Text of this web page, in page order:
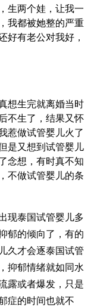
生两个娃，让我一
我都被她整的严重
好有老公对我好，
想生完就离婚当时
不生了，结果又怀
惹做试管婴儿火了
是又想到 试管婴儿
念想，有时真不知
不做试管婴儿的条
现泰国试管婴儿多
郁的倾向了，有的
久才会逐泰国试管
抑郁情绪就如同水
露或者爆发，只是
症的时间也就不